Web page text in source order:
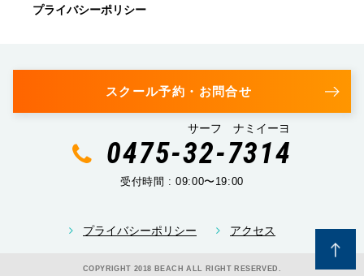
プライバシーポリシー
スクール予約・お問合せ
サーフ ナミイーヨ
0475-32-7314
受付時間 : 09:00〜19:00
プライバシーポリシー アクセス
COPYRIGHT 2018 BEACH ALL RIGHT RESERVED.